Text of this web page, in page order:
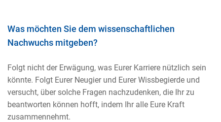
Was möchten Sie dem wissenschaftlichen
Nachwuchs mitgeben?
Folgt nicht der Erwägung, was Eurer Karriere nützlich sein
könnte. Folgt Eurer Neugier und Eurer Wissbegierde und
versucht, über solche Fragen nachzudenken, die Ihr zu
beantworten können hofft, indem Ihr alle Eure Kraft
zusammennehmt.